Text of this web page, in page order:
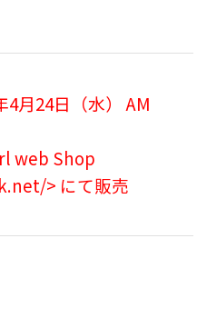
月24日（水） AM
web Shop
> にて販売